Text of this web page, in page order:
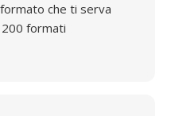
che ti serva
formati